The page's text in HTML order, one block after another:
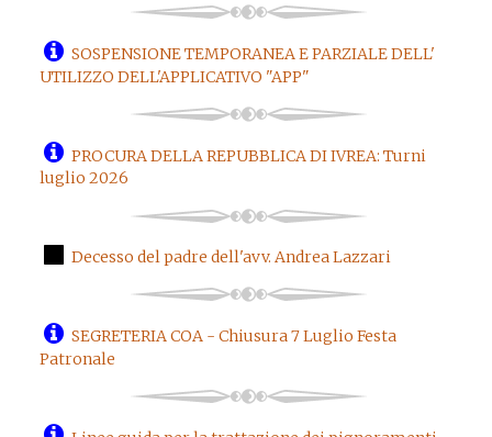
SOSPENSIONE TEMPORANEA E PARZIALE DELL'
UTILIZZO DELL'APPLICATIVO "APP"
PROCURA DELLA REPUBBLICA DI IVREA: Turni
luglio 2026
Decesso del padre dell'avv. Andrea Lazzari
SEGRETERIA COA - Chiusura 7 Luglio Festa
Patronale